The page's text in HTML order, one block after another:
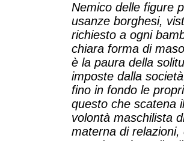
Nemico delle figure
usanze borghesi,
richiesto a ogni
chiara forma di
è la paura della
imposte dalla
fino in fondo le
questo che scatena
volontà maschilista
materna di